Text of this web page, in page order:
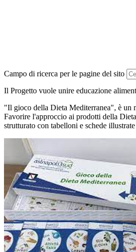
Campo di ricerca per le pagine del sito
Il Progetto vuole unire educazione
"Il gioco della Dieta Mediterranea", è un
Favorire l'approccio ai prodotti della
strutturato con tabelloni e schede